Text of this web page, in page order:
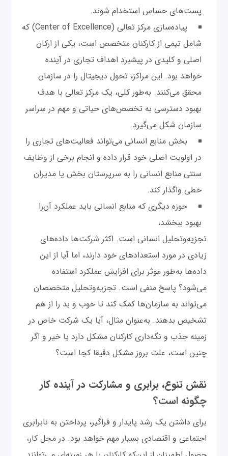
پست‌های حساس استخدام شوند.
پیاده‌سازی مرکز تعالی (Center of Excellence) که
شامل تیمی از کارکنان متخصص است، یکی از ارکان
اصلی و کلیدی در پیشبرد اهداف تجاری در آینده
خواهد بود. این مراکز، تحول دیجیتال را در سازمان
محقق می‌کنند. به‌طور کلی، یک مرکز تعالی با هدف
بهبود دسترسی به تخصص‌های حیاتی و مهم در سراسر
سازمان شکل می‌گیرد.
بخش منابع انسانی می‌تواند فعالیت‌های تجاری را
در اولویت اصلی خود قرار داده و انجام برخی از وظایف
سنتی منابع انسانی را به سرپرستان بخش یا مدیران
خطی واگذار کند.
حوزه دیگری که منابع انسانی باید عملکرد آن‌را
بهبود ببخشد،
تجزیه‌و‌تحلیل انسانی است. اکثر شرکت‌ها داده‌های
زیادی در مورد استعدادهای خود دارند، اما آیا از این
داده‌ها به‌طور موثر برای افزایش عملکرد استفاده
می‌شود؟ پاسخ منفی است. تجزیه‌وتحلیل متخصصان
می‌تواند به سازمان‌ها کمک کند تا خوب و بد را از هم
تشخیص بدهند. به‌عنوان مثال، آیا یک شرکت خاص در
زمینه جذب و نگه‌داری کارکنان مشکل دارد یا خیر و اگر
چنین است، علت بروز مشکل دقیقا کجا است؟
نقش تنوع، برابری و مشارکت در آینده کار
چگونه است؟
برای داشتن یک رشد پایدار و فراگیر، پرداختن به نابرابری
اجتماعی و اقتصادی بسیار مهم خواهد بود. در محل کار،